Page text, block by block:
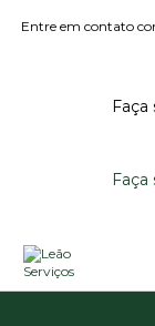
Entre em contato